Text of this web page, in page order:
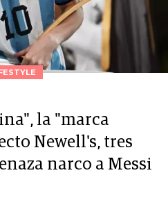
la "marca
Newell's, tres
narco a Messi